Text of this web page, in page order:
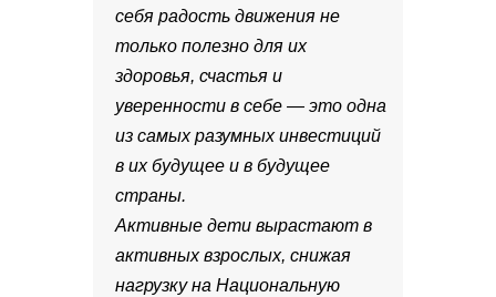
себя радость движения не
только полезно для их
здоровья, счастья и
уверенности в себе — это одна
из самых разумных инвестиций
в их будущее и в будущее
страны.
Активные дети вырастают в
активных взрослых, снижая
нагрузку на Национальную